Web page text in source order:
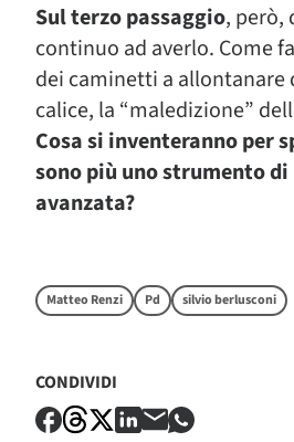
Sul terzo passaggio, però,
continuo ad averlo. Come
dei caminetti a allontanare
calice, la “maledizione”
Cosa si inventeranno per
sono più uno strumento
avanzata?
Matteo Renzi Pd silvio berlusconi
CONDIVIDI